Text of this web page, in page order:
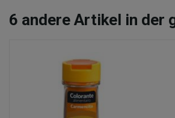
6 andere Artikel in der